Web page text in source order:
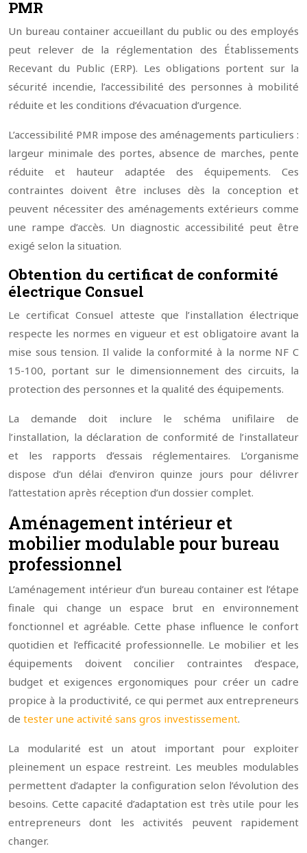
PMR
Un bureau container accueillant du public ou des employés
peut relever de la réglementation des Établissements
Recevant du Public (ERP). Les obligations portent sur la
sécurité incendie, l’accessibilité des personnes à mobilité
réduite et les conditions d’évacuation d’urgence.
L’accessibilité PMR impose des aménagements particuliers :
largeur minimale des portes, absence de marches, pente
réduite et hauteur adaptée des équipements. Ces
contraintes doivent être incluses dès la conception et
peuvent nécessiter des aménagements extérieurs comme
une rampe d’accès. Un diagnostic accessibilité peut être
exigé selon la situation.
Obtention du certificat de conformité
électrique Consuel
Le certificat Consuel atteste que l’installation électrique
respecte les normes en vigueur et est obligatoire avant la
mise sous tension. Il valide la conformité à la norme NF C
15-100, portant sur le dimensionnement des circuits, la
protection des personnes et la qualité des équipements.
La demande doit inclure le schéma unifilaire de
l’installation, la déclaration de conformité de l’installateur
et les rapports d’essais réglementaires. L’organisme
dispose d’un délai d’environ quinze jours pour délivrer
l’attestation après réception d’un dossier complet.
Aménagement intérieur et
mobilier modulable pour bureau
professionnel
L’aménagement intérieur d’un bureau container est l’étape
finale qui change un espace brut en environnement
fonctionnel et agréable. Cette phase influence le confort
quotidien et l’efficacité professionnelle. Le mobilier et les
équipements doivent concilier contraintes d’espace,
budget et exigences ergonomiques pour créer un cadre
propice à la productivité, ce qui permet aux entrepreneurs
de tester une activité sans gros investissement.
La modularité est un atout important pour exploiter
pleinement un espace restreint. Les meubles modulables
permettent d’adapter la configuration selon l’évolution des
besoins. Cette capacité d’adaptation est très utile pour les
entrepreneurs dont les activités peuvent rapidement
changer.